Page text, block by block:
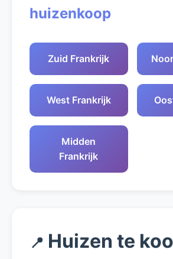
huizenkoop
Zuid Frankrijk
West Frankrijk
Midden
Frankrijk
📍 Huizen te